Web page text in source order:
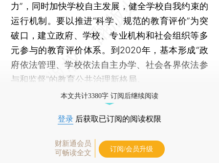
力”，同时加快学校自主发展，健全学校自我约束的
运行机制。要以推进“科学、规范的教育评价”为突
破口，建立政府、学校、专业机构和社会组织等多
元参与的教育评价体系。到2020年，基本形成“政
府依法管理、学校依法自主办学、社会各界依法参
与和监督”的教育公共治理新格局。
本文共计3380字 订阅后继续阅读
登录 后获取已订阅的阅读权限
财新通会员
可畅读全文
订阅/会员升级